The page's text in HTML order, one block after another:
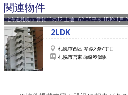
関連物件
北海道札幌市 賃貸13の12 土地 162.05平米 1DK×1戸
2LDK
札幌市西区 琴似2条7丁目
札幌市営東西線琴似駅